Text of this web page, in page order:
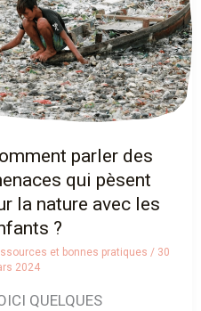
parler des
qui pèsent
la nature avec les
?
et bonnes pratiques / 30
2024
QUELQUES